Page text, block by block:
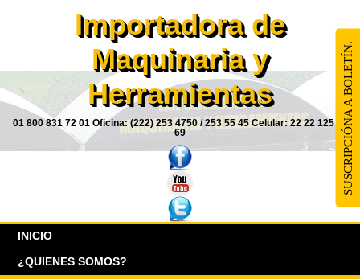
Importadora de
Maquinaria y
Herramientas
01 800 831 72 01 Oficina: (222) 253 4750 / 253 55 45 Celular: 22 22 125 85
69
INICIO
¿QUIENES SOMOS?
SUSCRIPCIÓNA A BOLETÍN.